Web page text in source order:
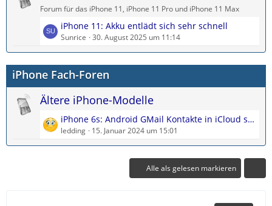
e
i
r
ä
g
e
t
e
B
e
i
t
r
ä
e
Forum für das iPhone 11, iPhone 11 Pro und iPhone 11 Max
L
e
t
z
t
e
B
i
t
r
iPhone 11: Akku entlädt sich sehr schnell
Sunrice 30. August 2025 um 11:14
iPhone Fach-Foren
Ältere iPhone-Modelle
L
e
t
iPhone 6s: Android GMail Kontakte in iCloud sichern
ledding 15. Januar 2024 um 15:01
Alle als gelesen markieren